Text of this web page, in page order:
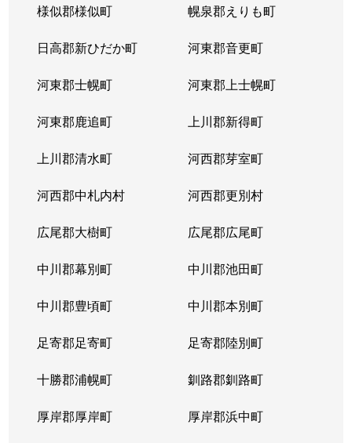
様似郡様似町 幌泉郡えりも町
日高郡新ひだか町 河東郡音更町
河東郡士幌町 河東郡上士幌町
河東郡鹿追町 上川郡新得町
上川郡清水町 河西郡芽室町
河西郡中札内村 河西郡更別村
広尾郡大樹町 広尾郡広尾町
中川郡幕別町 中川郡池田町
中川郡豊頃町 中川郡本別町
足寄郡足寄町 足寄郡陸別町
十勝郡浦幌町 釧路郡釧路町
厚岸郡厚岸町 厚岸郡浜中町